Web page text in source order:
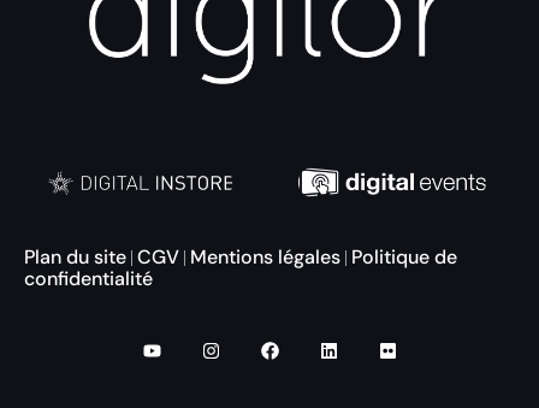
Plan du site CGV Mentions légales Politique de
confidentialité